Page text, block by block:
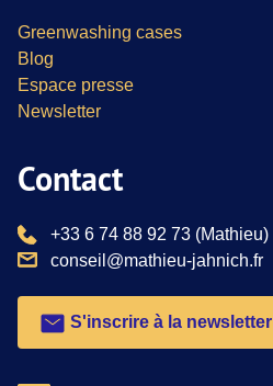
Greenwashing cases
Blog
Espace presse
Newsletter
Contact
téléphone :
+33 6 74 88 92 73 (Mathieu)
email :
conseil@mathieu-jahnich.fr
S'inscrire à la newsletter